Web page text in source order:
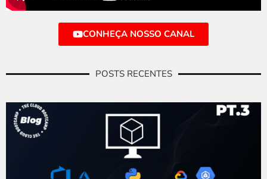
CONHEÇA NOSSO CANAL
POSTS RECENTES